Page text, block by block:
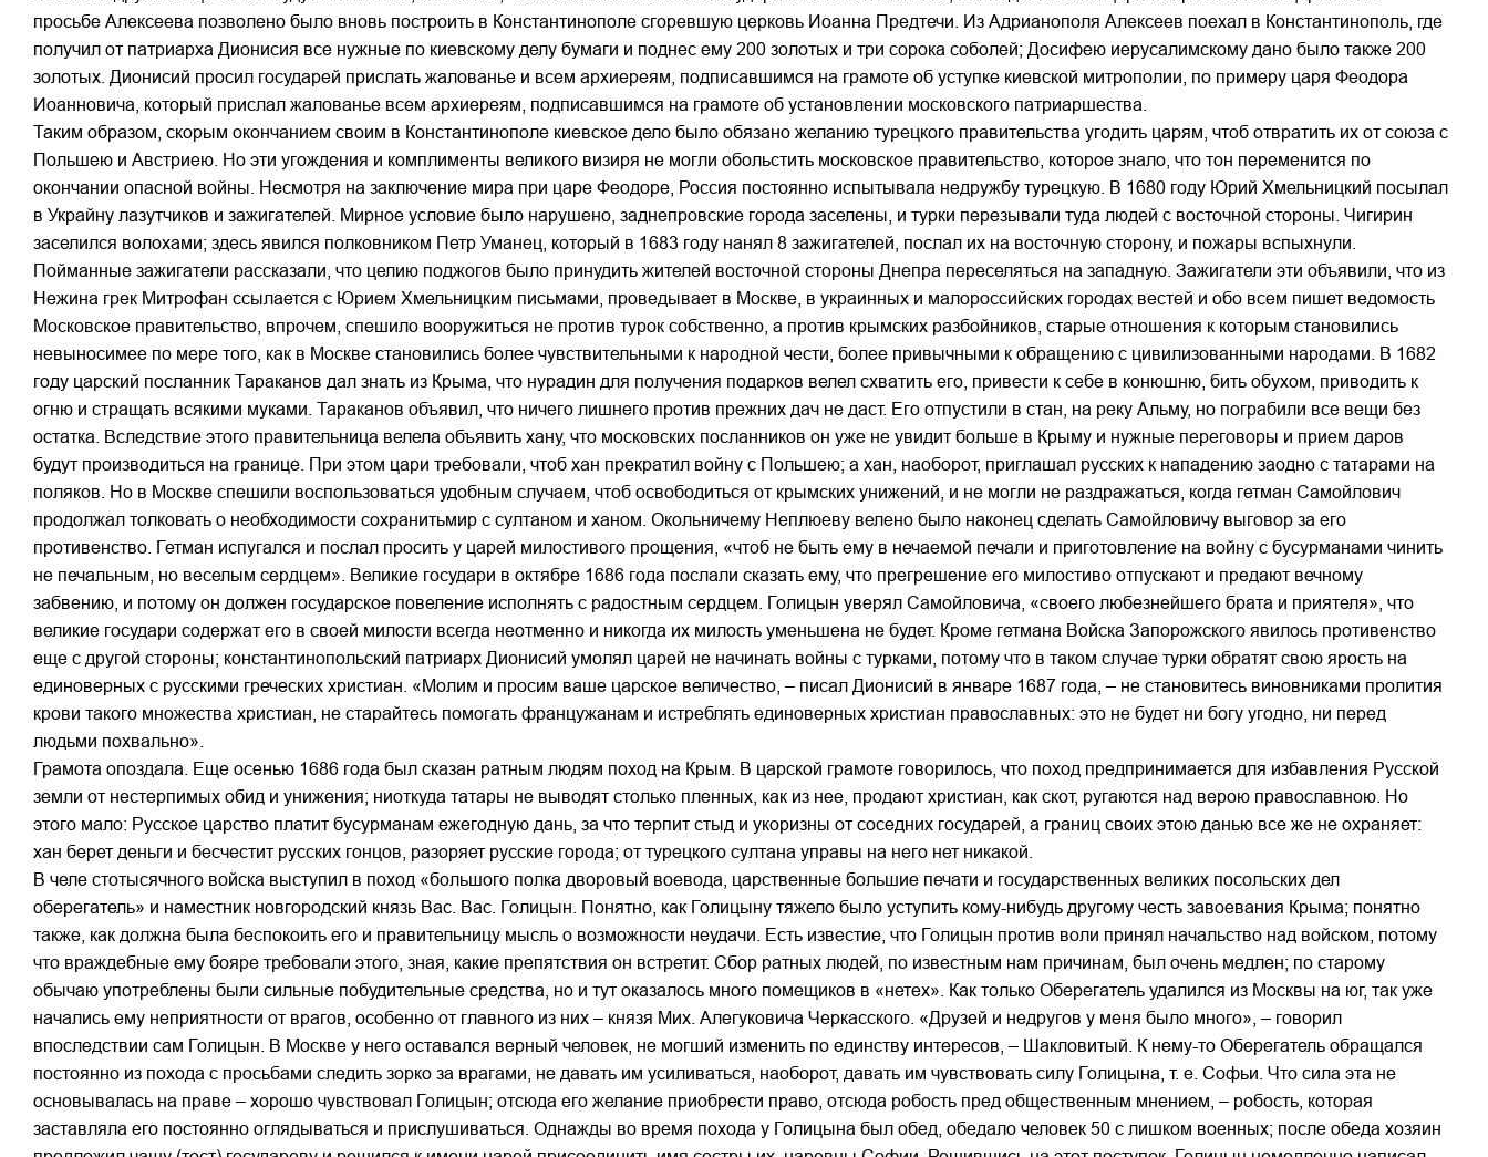
просьбе Алексеева позволено было вновь построить в Константинополе сгоревшую церковь Иоанна Предтечи. Из Адрианополя Алексеев поехал в Константинополь, где
получил от патриарха Дионисия все нужные по киевскому делу бумаги и поднес ему 200 золотых и три сорока соболей; Досифею иерусалимскому дано было также 200
золотых. Дионисий просил государей прислать жалованье и всем архиереям, подписавшимся на грамоте об уступке киевской митрополии, по примеру царя Феодора
Иоанновича, который прислал жалованье всем архиереям, подписавшимся на грамоте об установлении московского патриаршества.
Таким образом, скорым окончанием своим в Константинополе киевское дело было обязано желанию турецкого правительства угодить царям, чтоб отвратить их от союза с
Польшею и Австриею. Но эти угождения и комплименты великого визиря не могли обольстить московское правительство, которое знало, что тон переменится по
окончании опасной войны. Несмотря на заключение мира при царе Феодоре, Россия постоянно испытывала недружбу турецкую. В 1680 году Юрий Хмельницкий посылал
в Украйну лазутчиков и зажигателей. Мирное условие было нарушено, заднепровские города заселены, и турки перезывали туда людей с восточной стороны. Чигирин
заселился волохами; здесь явился полковником Петр Уманец, который в 1683 году нанял 8 зажигателей, послал их на восточную сторону, и пожары вспыхнули.
Пойманные зажигатели рассказали, что целию поджогов было принудить жителей восточной стороны Днепра переселяться на западную. Зажигатели эти объявили, что из
Нежина грек Митрофан ссылается с Юрием Хмельницким письмами, проведывает в Москве, в украинных и малороссийских городах вестей и обо всем пишет ведомость
Московское правительство, впрочем, спешило вооружиться не против турок собственно, а против крымских разбойников, старые отношения к которым становились
невыносимее по мере того, как в Москве становились более чувствительными к народной чести, более привычными к обращению с цивилизованными народами. В 1682
году царский посланник Тараканов дал знать из Крыма, что нурадин для получения подарков велел схватить его, привести к себе в конюшню, бить обухом, приводить к
огню и стращать всякими муками. Тараканов объявил, что ничего лишнего против прежних дач не даст. Его отпустили в стан, на реку Альму, но пограбили все вещи без
остатка. Вследствие этого правительница велела объявить хану, что московских посланников он уже не увидит больше в Крыму и нужные переговоры и прием даров
будут производиться на границе. При этом цари требовали, чтоб хан прекратил войну с Польшею; а хан, наоборот, приглашал русских к нападению заодно с татарами на
поляков. Но в Москве спешили воспользоваться удобным случаем, чтоб освободиться от крымских унижений, и не могли не раздражаться, когда гетман Самойлович
продолжал толковать о необходимости сохранитьмир с султаном и ханом. Окольничему Неплюеву велено было наконец сделать Самойловичу выговор за его
противенство. Гетман испугался и послал просить у царей милостивого прощения, «чтоб не быть ему в нечаемой печали и приготовление на войну с бусурманами чинить
не печальным, но веселым сердцем». Великие государи в октябре 1686 года послали сказать ему, что прегрешение его милостиво отпускают и предают вечному
забвению, и потому он должен государское повеление исполнять с радостным сердцем. Голицын уверял Самойловича, «своего любезнейшего брата и приятеля», что
великие государи содержат его в своей милости всегда неотменно и никогда их милость уменьшена не будет. Кроме гетмана Войска Запорожского явилось противенство
еще с другой стороны; константинопольский патриарх Дионисий умолял царей не начинать войны с турками, потому что в таком случае турки обратят свою ярость на
единоверных с русскими греческих христиан. «Молим и просим ваше царское величество, – писал Дионисий в январе 1687 года, – не становитесь виновниками пролития
крови такого множества христиан, не старайтесь помогать францужанам и истреблять единоверных христиан православных: это не будет ни богу угодно, ни перед
людьми похвально».
Грамота опоздала. Еще осенью 1686 года был сказан ратным людям поход на Крым. В царской грамоте говорилось, что поход предпринимается для избавления Русской
земли от нестерпимых обид и унижения; ниоткуда татары не выводят столько пленных, как из нее, продают христиан, как скот, ругаются над верою православною. Но
этого мало: Русское царство платит бусурманам ежегодную дань, за что терпит стыд и укоризны от соседних государей, а границ своих этою данью все же не охраняет:
хан берет деньги и бесчестит русских гонцов, разоряет русские города; от турецкого султана управы на него нет никакой.
В челе стотысячного войска выступил в поход «большого полка дворовый воевода, царственные большие печати и государственных великих посольских дел
оберегатель» и наместник новгородский князь Вас. Вас. Голицын. Понятно, как Голицыну тяжело было уступить кому-нибудь другому честь завоевания Крыма; понятно
также, как должна была беспокоить его и правительницу мысль о возможности неудачи. Есть известие, что Голицын против воли принял начальство над войском, потому
что враждебные ему бояре требовали этого, зная, какие препятствия он встретит. Сбор ратных людей, по известным нам причинам, был очень медлен; по старому
обычаю употреблены были сильные побудительные средства, но и тут оказалось много помещиков в «нетех». Как только Оберегатель удалился из Москвы на юг, так уже
начались ему неприятности от врагов, особенно от главного из них – князя Мих. Алегуковича Черкасского. «Друзей и недругов у меня было много», – говорил
впоследствии сам Голицын. В Москве у него оставался верный человек, не могший изменить по единству интересов, – Шакловитый. К нему-то Оберегатель обращался
постоянно из похода с просьбами следить зорко за врагами, не давать им усиливаться, наоборот, давать им чувствовать силу Голицына, т. е. Софьи. Что сила эта не
основывалась на праве – хорошо чувствовал Голицын; отсюда его желание приобрести право, отсюда робость пред общественным мнением, – робость, которая
заставляла его постоянно оглядываться и прислушиваться. Однажды во время похода у Голицына был обед, обедало человек 50 с лишком военных; после обеда хозяин